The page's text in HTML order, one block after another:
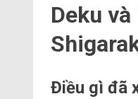
Deku
Điều gì đã